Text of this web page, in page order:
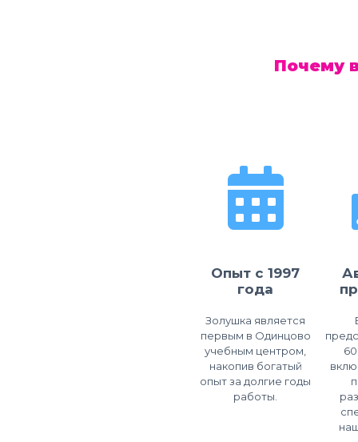
Почему
Опыт с 1997
года
Золушка является
первым в Одинцово
учебным центром,
накопив богатый
опыт за долгие годы
работы.